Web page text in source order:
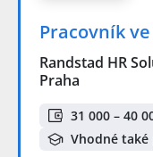
Pracovník
Randstad HR
Praha
31 000 – 40
Vhodné